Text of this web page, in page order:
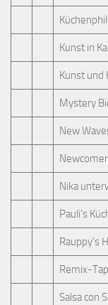
Kunst in
Kunst und
Mystery
New
Nika
Pauli's
Rauppy’s
Remix-
Salsa con